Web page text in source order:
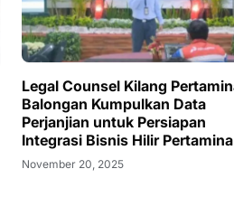
Legal Counsel Kilang
Balongan Kumpulkan Data
Perjanjian untuk Persiapan
Integrasi Bisnis Hilir Pertamina
November 20, 2025